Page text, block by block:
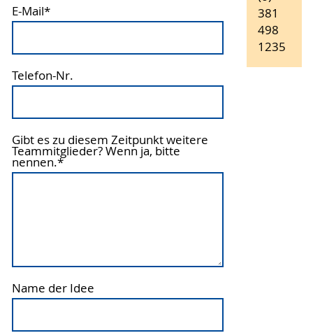
E-Mail*
Telefon-Nr.
Gibt es zu diesem Zeitpunkt weitere
Teammitglieder? Wenn ja, bitte
nennen.*
Name der Idee
381
498
1235